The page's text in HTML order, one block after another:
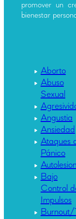
promover un
bienestar
Aborto
Abuso
Sexual
Angustia
Ansiedad
Ataques
Pánico
Bajo
Control
Impulsos